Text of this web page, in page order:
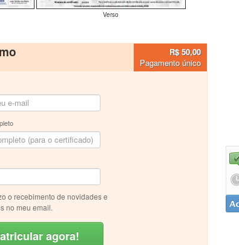
Verso
R$ 50,00
Pagamento único
o recebimento de novidades e
no meu email.
agora!